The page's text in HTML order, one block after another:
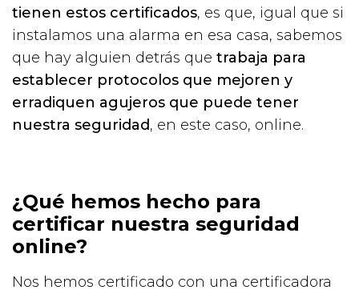
tienen estos certificados, es que, igual que si
instalamos una alarma en esa casa, sabemos
que hay alguien detrás que trabaja para
establecer protocolos que mejoren y
erradiquen agujeros que puede tener
nuestra seguridad, en este caso, online.
¿Qué hemos hecho para
certificar nuestra seguridad
online?
Nos hemos certificado con una certificadora